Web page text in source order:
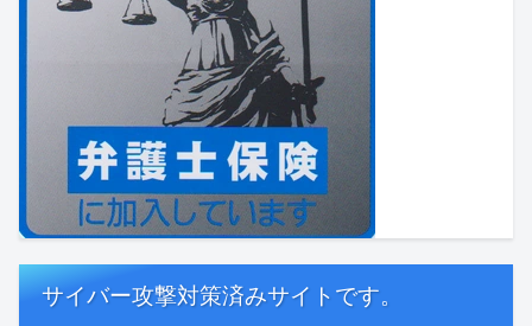
サイバー攻撃対策済みサイトです。